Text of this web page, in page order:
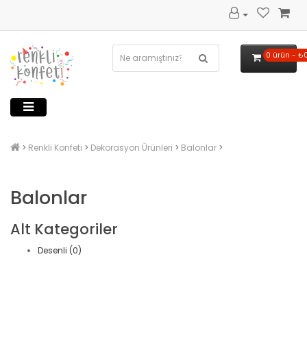
0 ürün -
Renkli Konfeti Dekorasyon Ürünleri Balonlar
Balonlar
Alt Kategoriler
Desenli (0)